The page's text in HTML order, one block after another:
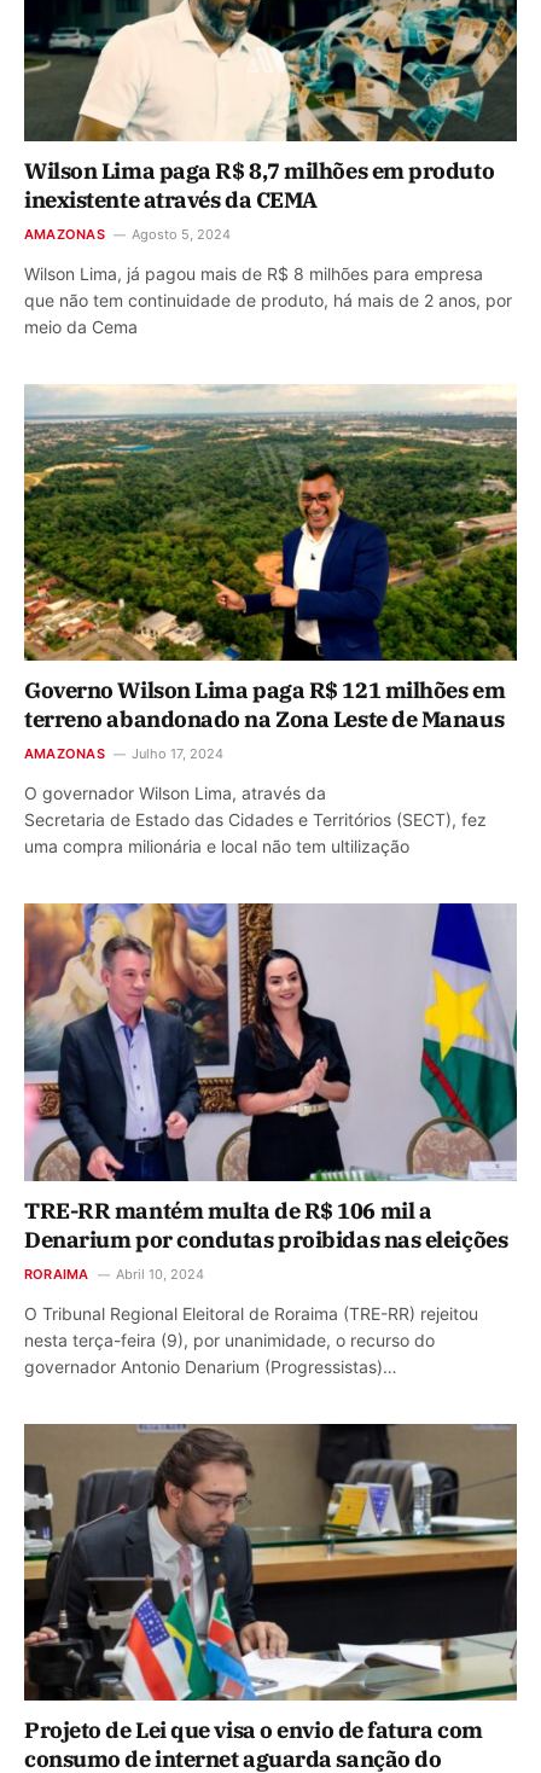
Wilson Lima paga R$ 8,7 milhões em produto
inexistente através da CEMA
AMAZONAS Agosto 5, 2024
Wilson Lima, já pagou mais de R$ 8 milhões para empresa
que não tem continuidade de produto, há mais de 2 anos, por
meio da Cema
Governo Wilson Lima paga R$ 121 milhões em
terreno abandonado na Zona Leste de Manaus
AMAZONAS Julho 17, 2024
O governador Wilson Lima, através da
Secretaria de Estado das Cidades e Territórios (SECT), fez
uma compra milionária e local não tem ultilização
TRE-RR mantém multa de R$ 106 mil a
Denarium por condutas proibidas nas eleições
RORAIMA Abril 10, 2024
O Tribunal Regional Eleitoral de Roraima (TRE-RR) rejeitou
nesta terça-feira (9), por unanimidade, o recurso do
governador Antonio Denarium (Progressistas)…
Projeto de Lei que visa o envio de fatura com
consumo de internet aguarda sanção do